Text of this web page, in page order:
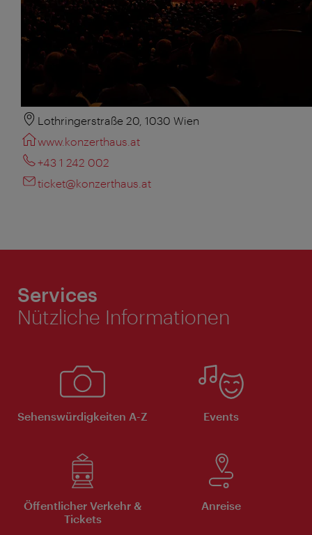
Lothringerstraße 20, 1030 Wien
www.konzerthaus.at
+43 1 242 002
ticket@konzerthaus.at
Services
Nützliche Informationen
Sehenswürdigkeiten A-Z Events
Öffentlicher Verkehr &
Tickets
Anreise